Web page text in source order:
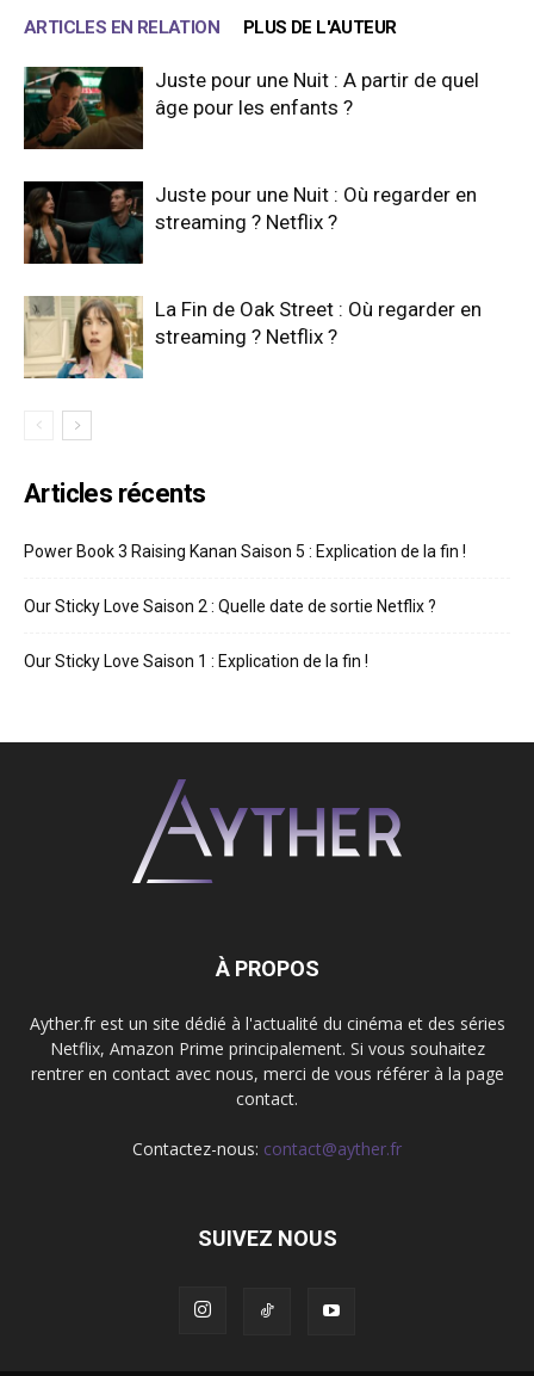
ARTICLES EN RELATION PLUS DE L'AUTEUR
Juste pour une Nuit : A partir de quel
âge pour les enfants ?
Juste pour une Nuit : Où regarder en
streaming ? Netflix ?
La Fin de Oak Street : Où regarder en
streaming ? Netflix ?
Articles récents
Power Book 3 Raising Kanan Saison 5 : Explication de la fin !
Our Sticky Love Saison 2 : Quelle date de sortie Netflix ?
Our Sticky Love Saison 1 : Explication de la fin !
À PROPOS
Ayther.fr est un site dédié à l'actualité du cinéma et des séries
Netflix, Amazon Prime principalement. Si vous souhaitez
rentrer en contact avec nous, merci de vous référer à la page
contact.
Contactez-nous: contact@ayther.fr
SUIVEZ NOUS